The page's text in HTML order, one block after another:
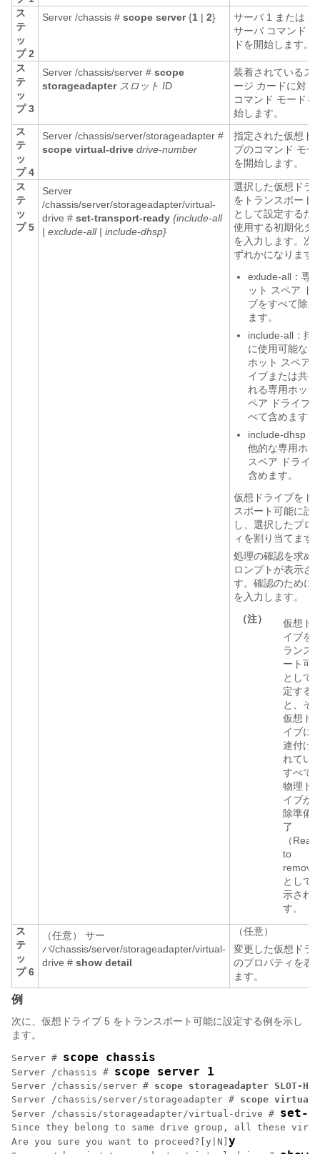
ス
テ
ッ
プ 2
Server /chassis # scope server{1 | 2}
サーバ 1 または 2
サーバ コマンド
ドを開始します。
ス
テ
ッ
プ 3
Server /chassis/server # scope
storageadapter スロット ID
装着されているス
ージ カードに対し
コマンド モードを
始します。
ス
テ
ッ
プ 4
Server /chassis/server/storageadapter #
scope virtual-drive drive-number
指定された仮想ド
ブのコマンド モー
を開始します。
ス
テ
ッ
プ 5
Server
/chassis/server/storageadapter/virtual-
drive # set-transport-ready {include-all
| exclude-all | include-dhsp}
選択した仮想ドラ
をトランスポート
として設定するた
使用する初期化タ
を入力します。次
ずれかになります
exlude-all：専
ット スペア
ド
ブをすべて除外
ます。
include-all：排
に使用可能な専
ホット スペア
イブまたは共有
れる専用ホット
ペア
ドライブ
べて含めます。
include-dhsp：
他的な専用ホッ
スペア ドライ
含めます。
仮想ドライブをト
スポート可能に設
し、選択したプロ
ィを割り当てます
処理の確認を求め
ロンプトが表示さ
す。確認のために
を入力します。
（注）
仮想ド
イブを
ランス
ート可
として
定する
と、そ
仮想ド
イブに
連付け
れてい
すべて
物理ド
イブが
除準備
了
（
to
remove
として
示され
す。
ス
テ
ッ
プ 6
（任意） サー
バ/chassis/server/storageadapter/virtual-
drive # show detail
（任意）
変更した仮想ドラ
のプロパティを表
ます。
例
次に、仮想ドライブ 5 をトランスポート可能に設定する例を示し
ます。
Server # scope chassis
Server /chassis # scope server 1
Server /chassis/server # scope storageadapter SLOT-HBA
Server /chassis/server/storageadapter # scope
Server /chassis/storageadapter/virtual-drive # set-
Since they belong to same drive group, all these
Are you sure you want to proceed?[y|N] y